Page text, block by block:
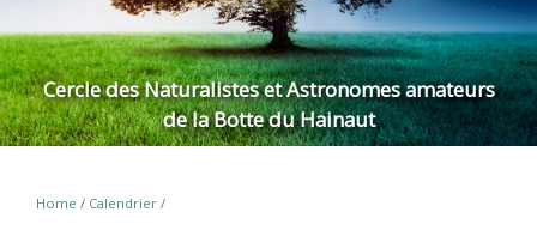
Cercle des Naturalistes et Astronomes amateurs
de la Botte du Hainaut
Home / Calendrier /